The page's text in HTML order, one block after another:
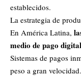
establecidos.
La estrategia de
En América Latina,
medio de pago digital
Sistemas de pagos
peso a gran